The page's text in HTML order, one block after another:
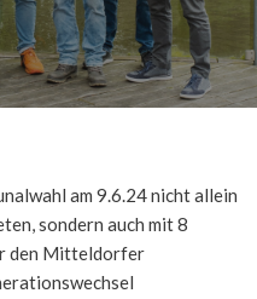
am 9.6.24 nicht allein
sondern auch mit 8
den Mitteldorfer